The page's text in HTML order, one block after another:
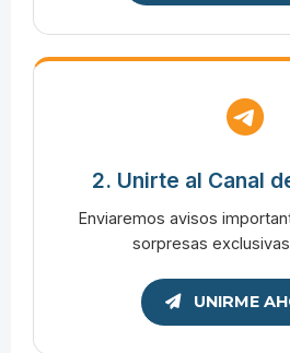
2. Unirte al Canal
Enviaremos avisos
sorpresas
UNIRME